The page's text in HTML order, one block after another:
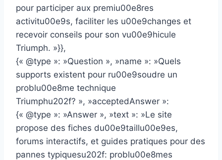
pour participer aux premiu00e8res
activitu00e9s, faciliter les u00e9changes et
recevoir conseils pour son vu00e9hicule
Triumph. »}},
{« @type »: »Question », »name »: »Quels
supports existent pour ru00e9soudre un
problu00e8me technique
Triumphu202f? », »acceptedAnswer »:
{« @type »: »Answer », »text »: »Le site
propose des fiches du00e9taillu00e9es,
forums interactifs, et guides pratiques pour des
pannes typiquesu202f: problu00e8mes